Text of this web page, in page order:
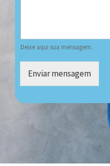
Deixe aqui sua mensagem.
Enviar mensagem